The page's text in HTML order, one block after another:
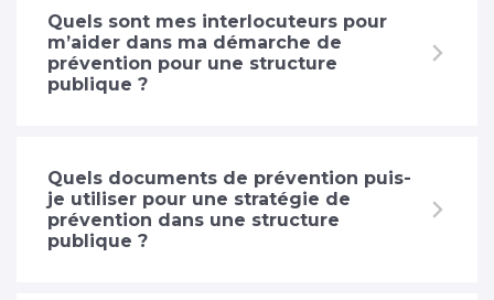
Quels sont mes interlocuteurs pour
m’aider dans ma démarche de
prévention pour une structure
publique ?
Quels documents de prévention puis-
je utiliser pour une stratégie de
prévention dans une structure
publique ?